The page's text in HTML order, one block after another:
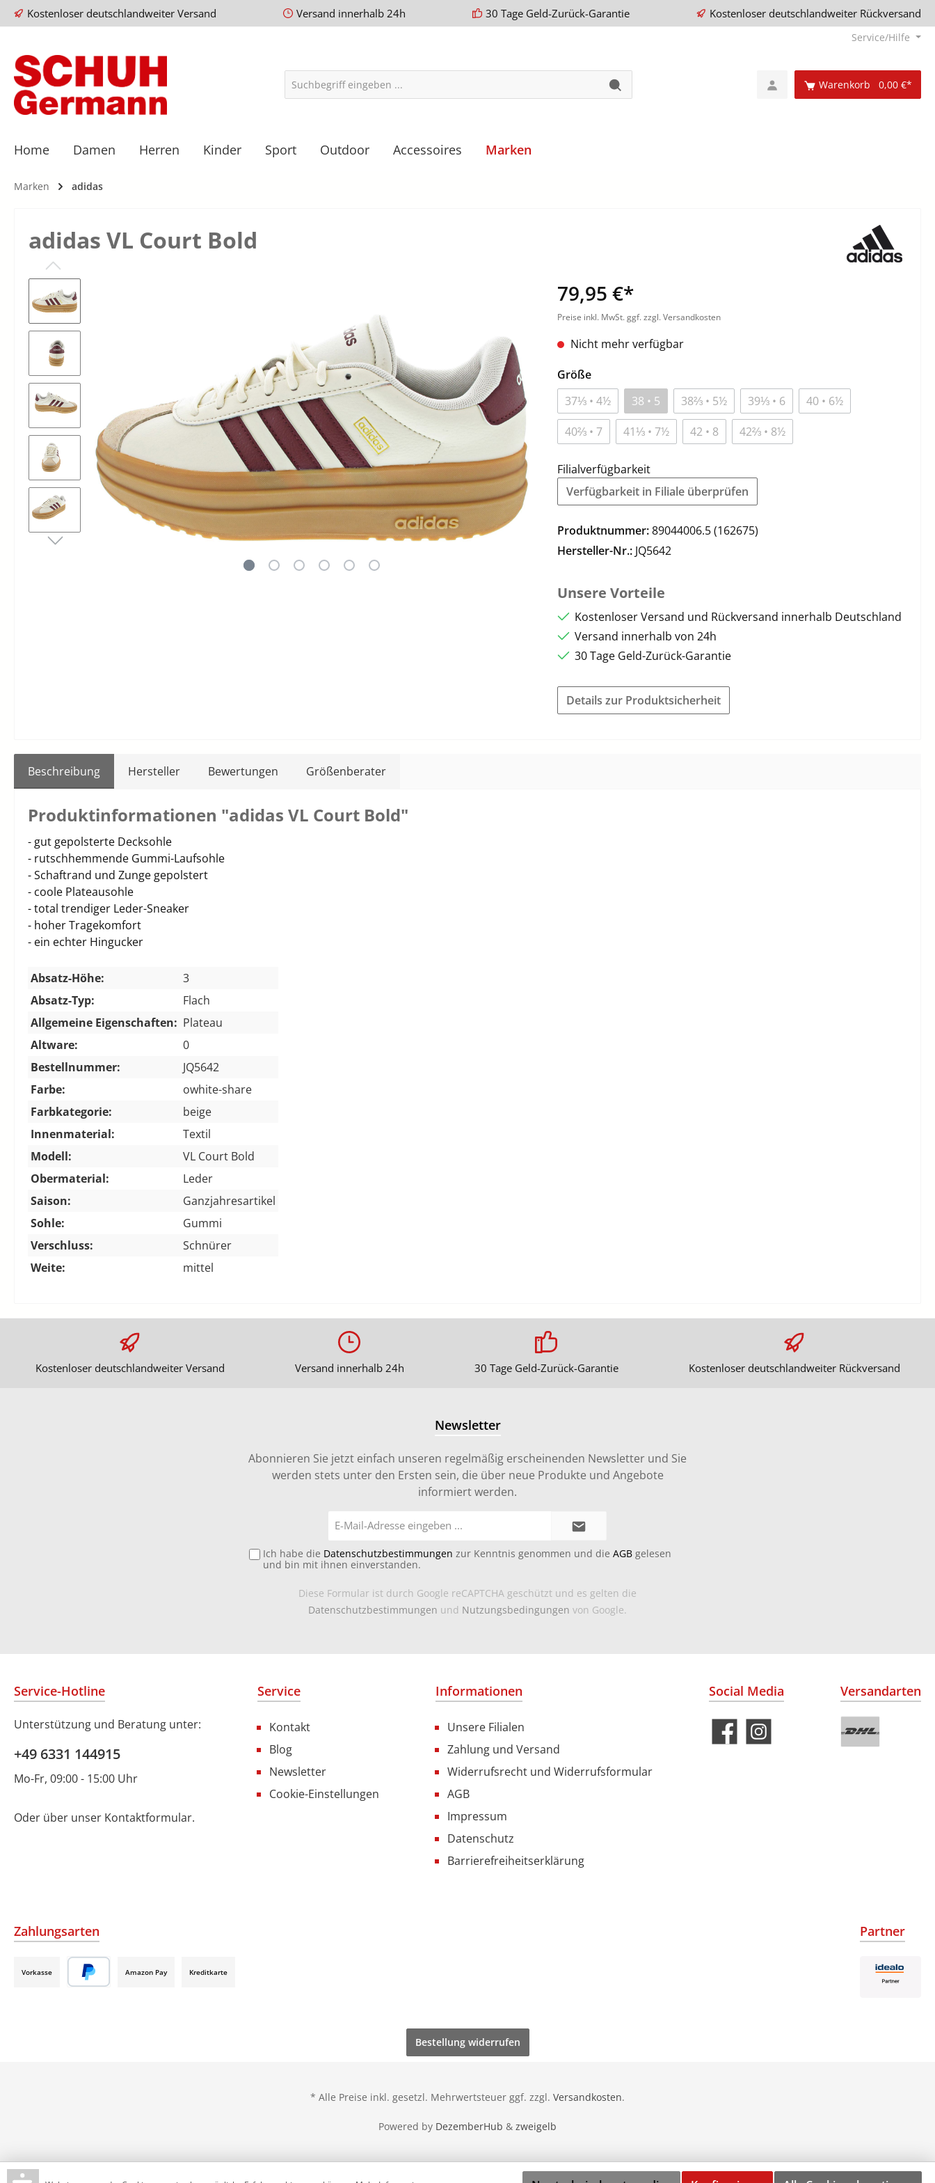
Kostenloser deutschlandweiter Versand Versand innerhalb 24h 30 Tage Geld-Zurück-Garantie Kostenloser deutschlandweiter Rückversand
Service/Hilfe
Warenkorb 0,00 €*
Home Damen Herren Kinder Sport Outdoor Accessoires Marken
Marken adidas
adidas VL Court Bold
79,95 €*
Preise inkl. MwSt. ggf. zzgl. Versandkosten
Nicht mehr verfügbar
Größe
37⅓ • 4½
38 • 5 38⅔ • 5½ 39⅓ • 6
40 • 6½
40⅔ • 7
41⅓ • 7½ 42 • 8 42⅔ • 8½
Filialverfügbarkeit
Verfügbarkeit in Filiale überprüfen
Produktnummer:89044006.5 (162675)
Hersteller-Nr.: JQ5642
Unsere Vorteile
Kostenloser Versand und Rückversand innerhalb Deutschland
Versand innerhalb von 24h
30 Tage Geld-Zurück-Garantie
Details zur Produktsicherheit
Beschreibung Hersteller Bewertungen Größenberater
Produktinformationen "adidas VL Court Bold"
- gut gepolsterte Decksohle
- rutschhemmende Gummi-Laufsohle
- Schaftrand und Zunge gepolstert
- coole Plateausohle
- total trendiger Leder-Sneaker
- hoher Tragekomfort
- ein echter Hingucker
Absatz-Höhe:
3
Absatz-Typ:
Flach
Allgemeine Eigenschaften: Plateau
Altware:
0
Bestellnummer:
JQ5642
Farbe:
owhite-share
Farbkategorie:
beige
Innenmaterial:
Textil
Modell:
VL Court Bold
Obermaterial:
Leder
Saison:
Ganzjahresartikel
Sohle:
Gummi
Verschluss:
Schnürer
Weite:
mittel
Kostenloser deutschlandweiter Versand Versand innerhalb 24h 30 Tage Geld-Zurück-Garantie Kostenloser deutschlandweiter Rückversand
Newsletter
Abonnieren Sie jetzt einfach unseren regelmäßig erscheinenden Newsletter und Sie
werden stets unter den Ersten sein, die über neue Produkte und Angebote
informiert werden.
Mail-
Ich habe die Datenschutzbestimmungen zur Kenntnis genommen und die AGB gelesen
und bin mit ihnen einverstanden.
Diese Formular ist durch Google reCAPTCHA geschützt und es gelten die
Datenschutzbestimmungen und Nutzungsbedingungen von Google.
Service-Hotline
Unterstützung und Beratung unter:
+49 6331 144915
Mo-Fr, 09:00 - 15:00 Uhr
Oder über unser Kontaktformular.
Service
Kontakt
Blog
Newsletter
Cookie-Einstellungen
Informationen
Unsere Filialen
Zahlung und Versand
Widerrufsrecht und Widerrufsformular
AGB
Impressum
Datenschutz
Barrierefreiheitserklärung
Social Media Versandarten
Zahlungsarten
Vorkasse Amazon Pay Kreditkarte
Partner
Bestellung widerrufen
* Alle Preise inkl. gesetzl. Mehrwertsteuer ggf. zzgl. Versandkosten.
Powered by DezemberHub & zweigelb